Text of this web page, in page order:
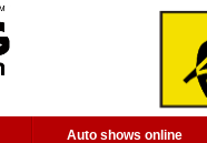
Auto shows online